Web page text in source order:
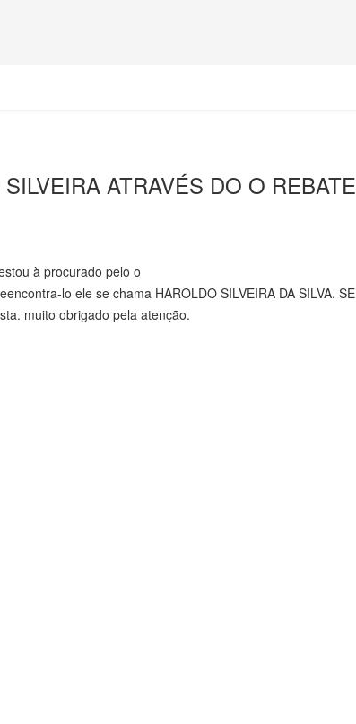
ATRAVÉS DO O REBATE
à procurado pelo o
lo ele se chama HAROLDO SILVEIRA DA SILVA. SE
muito obrigado pela atenção.